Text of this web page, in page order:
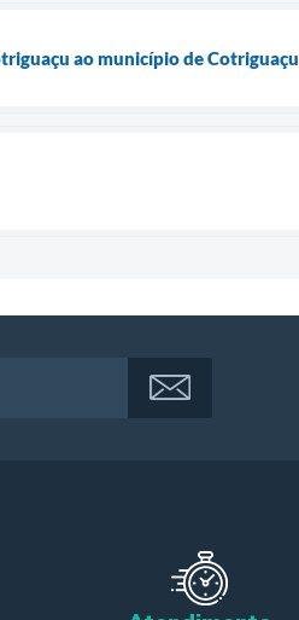
ao município de Cotriguaçu